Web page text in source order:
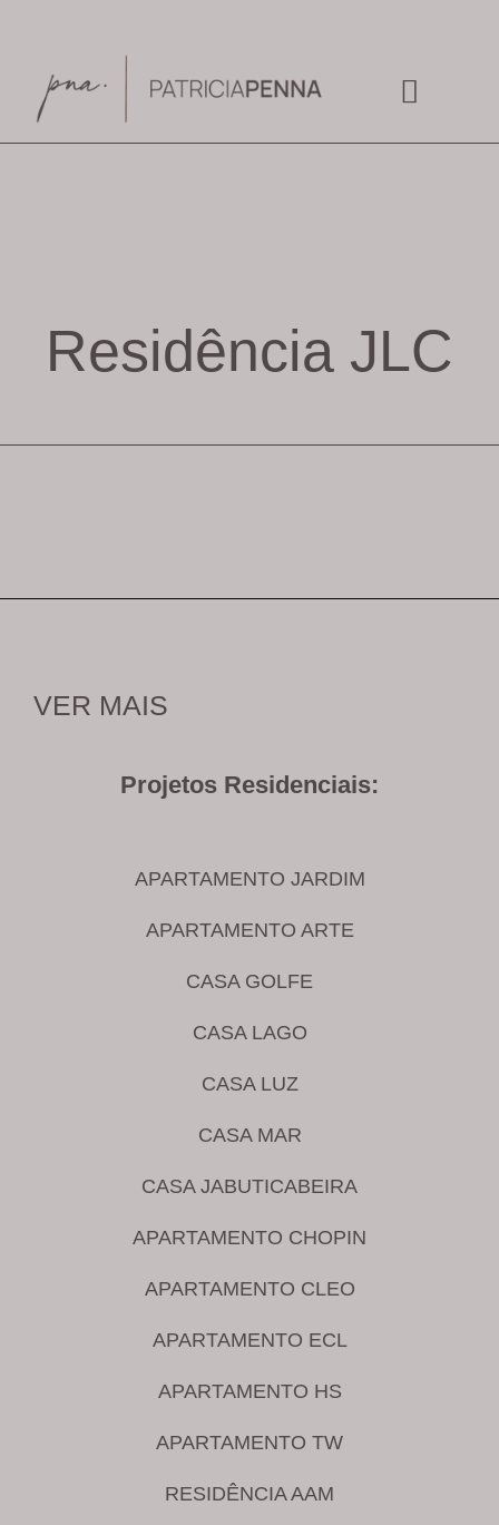
Residência JLC
VER MAIS
Projetos Residenciais:
APARTAMENTO JARDIM
APARTAMENTO ARTE
CASA GOLFE
CASA LAGO
CASA LUZ
CASA MAR
CASA JABUTICABEIRA
APARTAMENTO CHOPIN
APARTAMENTO CLEO
APARTAMENTO ECL
APARTAMENTO HS
APARTAMENTO TW
RESIDÊNCIA AAM